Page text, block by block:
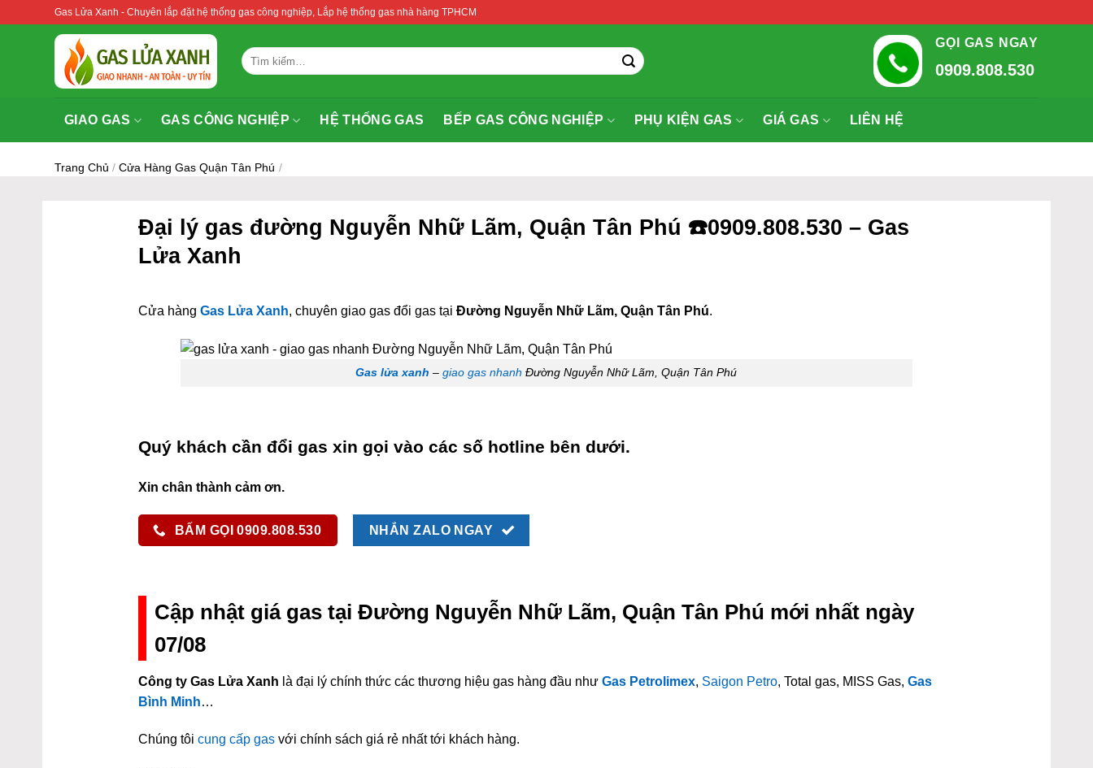
Gas Lửa Xanh - Chuyên lắp đặt hệ thống gas công nghiệp, Lắp hệ thống gas nhà hàng TPHCM
Tìm
kiếm:
GỌI GAS NGAY
0909.808.530
GIAO GAS GAS CÔNG NGHIỆP HỆ THỐNG GAS BẾP GAS CÔNG NGHIỆP PHỤ KIỆN GAS GIÁ GAS LIÊN HỆ
Trang Chủ / Cửa Hàng Gas Quận Tân Phú /
Đại lý gas đường Nguyễn Nhữ Lãm, Quận Tân Phú ☎️0909.808.530 – Gas
Lửa Xanh
Cửa hàngGas Lửa Xanh, chuyên giao gas đổi gas tạiĐường Nguyễn Nhữ Lãm, Quận Tân Phú.
Gas lửa xanh –giao gas nhanh Đường Nguyễn Nhữ Lãm, Quận Tân Phú
Quý khách cần đổi gas xin gọi vào các số hotline bên dưới.
Xin chân thành cảm ơn.
BẤM GỌI 0909.808.530 NHẮN ZALO NGAY
Cập nhật giá gas tại Đường Nguyễn Nhữ Lãm, Quận Tân Phú mới nhất ngày
07/08
Công ty Gas Lửa Xanh là đại lý chính thức các thương hiệu gas hàng đầu nhưGas Petrolimex, Saigon Petro, Total gas, MISS Gas,Gas
Bình Minh…
Chúng tôicung cấp gas với chính sách giá rẻ nhất tới khách hàng.